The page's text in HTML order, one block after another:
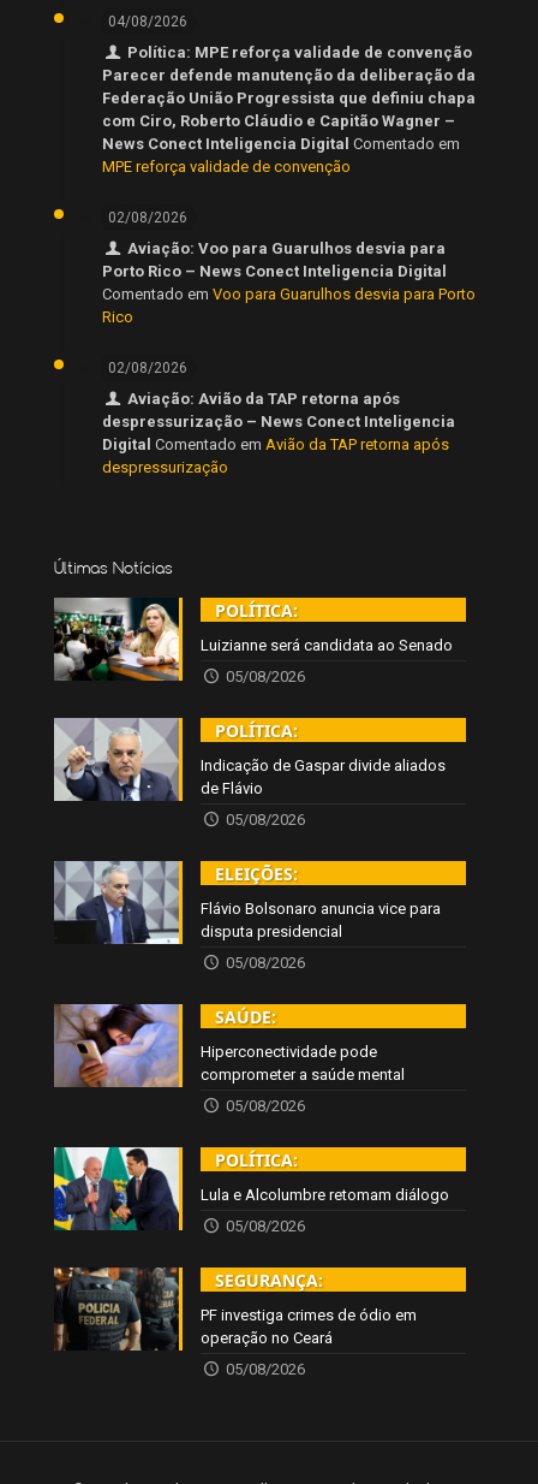
04/08/2026
Política: MPE reforça validade de convenção
Parecer defende manutenção da deliberação da
Federação União Progressista que definiu chapa
com Ciro, Roberto Cláudio e Capitão Wagner –
News Conect Inteligencia Digital Comentado em
MPE reforça validade de convenção
02/08/2026
Aviação: Voo para Guarulhos desvia para
Porto Rico – News Conect Inteligencia Digital
Comentado em Voo para Guarulhos desvia para Porto
Rico
02/08/2026
Aviação: Avião da TAP retorna após
despressurização – News Conect Inteligencia
Digital Comentado em Avião da TAP retorna após
despressurização
Últimas Notícias
POLÍTICA:
Luizianne será candidata ao Senado
05/08/2026
POLÍTICA:
Indicação de Gaspar divide aliados
de Flávio
05/08/2026
ELEIÇÕES:
Flávio Bolsonaro anuncia vice para
disputa presidencial
05/08/2026
SAÚDE:
Hiperconectividade pode
comprometer a saúde mental
05/08/2026
POLÍTICA:
Lula e Alcolumbre retomam diálogo
05/08/2026
SEGURANÇA:
PF investiga crimes de ódio em
operação no Ceará
05/08/2026